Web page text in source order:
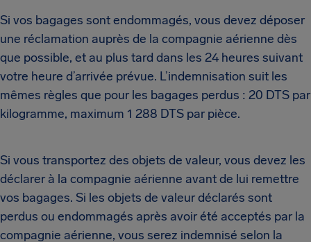
Si vos bagages sont endommagés, vous devez déposer
une réclamation auprès de la compagnie aérienne dès
que possible, et au plus tard dans les 24 heures suivant
votre heure d’arrivée prévue. L’indemnisation suit les
mêmes règles que pour les bagages perdus : 20 DTS par
kilogramme, maximum 1 288 DTS par pièce.
Si vous transportez des objets de valeur, vous devez les
déclarer à la compagnie aérienne avant de lui remettre
vos bagages. Si les objets de valeur déclarés sont
perdus ou endommagés après avoir été acceptés par la
compagnie aérienne, vous serez indemnisé selon la